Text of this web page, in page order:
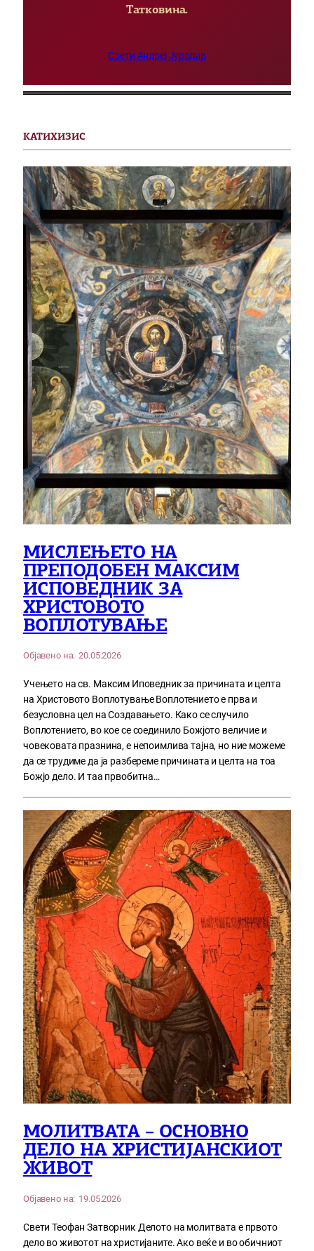
Татковина.
Свети Андреј Јуродив
КАТИХИЗИС
МИСЛЕЊЕТО НА
ПРЕПОДОБЕН МАКСИМ
ИСПОВЕДНИК ЗА
ХРИСТОВОТО
ВОПЛОТУВАЊЕ
Објавено на: 20.05.2026
Учењето на св. Максим Иповедник за причината и целта
на Христовото Воплотување Воплотението е прва и
безусловна цел на Создавањето. Како се случило
Воплотението, во кое се соединило Божјото величие и
човековата празнина, е непоимлива тајна, но ние можеме
да се трудиме да ја разбереме причината и целта на тоа
Божјо дело. И таа првобитна…
МОЛИТВАТА – ОСНОВНО
ДЕЛО НА ХРИСТИЈАНСКИОТ
ЖИВОТ
Објавено на: 19.05.2026
Свети Теофан Затворник Делото на молитвата е првото
дело во животот на христијаните. Ако веќе и во обичниот